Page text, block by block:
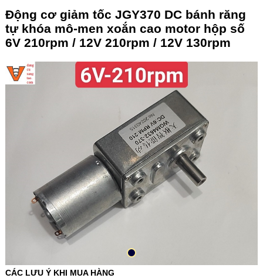
Động cơ giảm tốc JGY370 DC bánh răng
tự khóa mô-men xoắn cao motor hộp số
6V 210rpm / 12V 210rpm / 12V 130rpm
CÁC LƯU Ý KHI MUA HÀNG